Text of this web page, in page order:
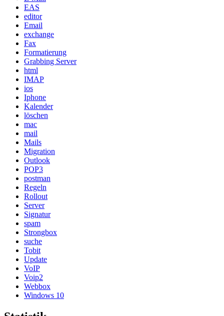
EAS
editor
Email
exchange
Fax
Formatierung
Grabbing Server
html
IMAP
ios
Iphone
Kalender
löschen
mac
mail
Mails
Migration
Outlook
POP3
postman
Regeln
Rollout
Server
Signatur
spam
Strongbox
suche
Tobit
Update
VoIP
Voip2
Webbox
Windows 10